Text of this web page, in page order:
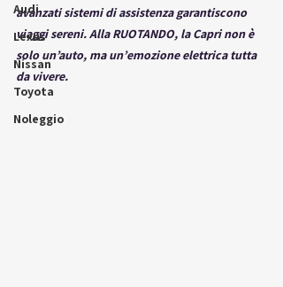
Audi
Lexus
Nissan
Toyota
Noleggio
avanzati sistemi di assistenza garantiscono
viaggi sereni. Alla RUOTANDO, la Capri non è
solo un’auto, ma un’emozione elettrica tutta
da vivere.